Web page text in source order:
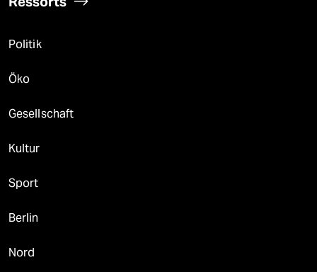
Politik
Öko
Gesellschaft
Kultur
Sport
Berlin
Nord